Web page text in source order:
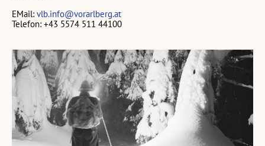
EMail: vlb.info@vorarlberg.at
Telefon: +43 5574 511 44100